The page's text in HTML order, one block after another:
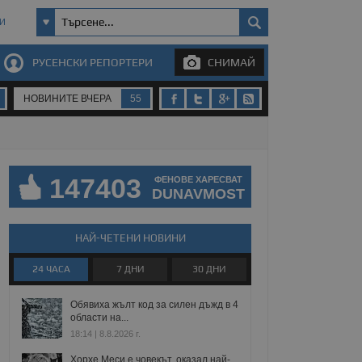
РУСЕНСКИ РЕПОРТЕРИ СНИМАЙ
НОВИНИТЕ ВЧЕРА 55
147403 ФЕНОВЕ ХАРЕСВАТ
DUNAVMOST
НАЙ-ЧЕТЕНИ НОВИНИ
24 ЧАСА 7 ДНИ 30 ДНИ
Обявиха жълт код за силен дъжд в 4
области на...
18:14 | 8.8.2026 г.
Хорхе Меси е човекът, оказал най-